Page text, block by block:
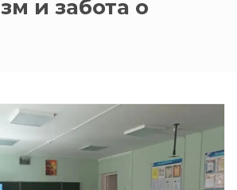
и забота о